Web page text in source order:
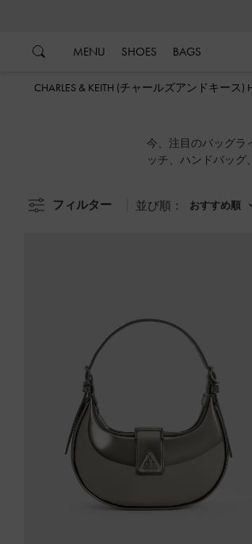
MENU SHOES BAGS
CHARLES & KEITH (チャールズアンドキース)
今、注目のバッグラ
ッチ、ハンドバッグ
フィルター 並び順： おすすめ順